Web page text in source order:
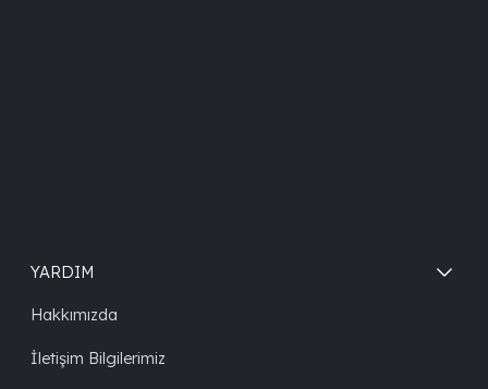
YARDIM
Hakkımızda
İletişim Bilgilerimiz